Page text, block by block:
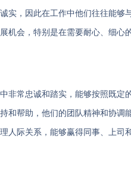
实，因此在工作中他们往往能
机会，特别是在需要耐心、细
非常忠诚和踏实，能够按照既
和帮助，他们的团队精神和协
人际关系，能够赢得同事、上司